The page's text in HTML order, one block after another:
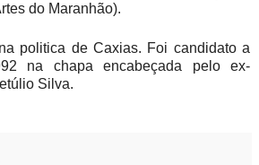
do Maranhão).
politica de Caxias. Foi candidato a
na chapa encabeçada pelo ex-
Silva.